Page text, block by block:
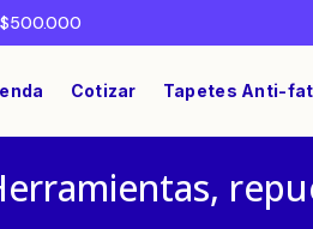
Cotizar Tapetes Anti-